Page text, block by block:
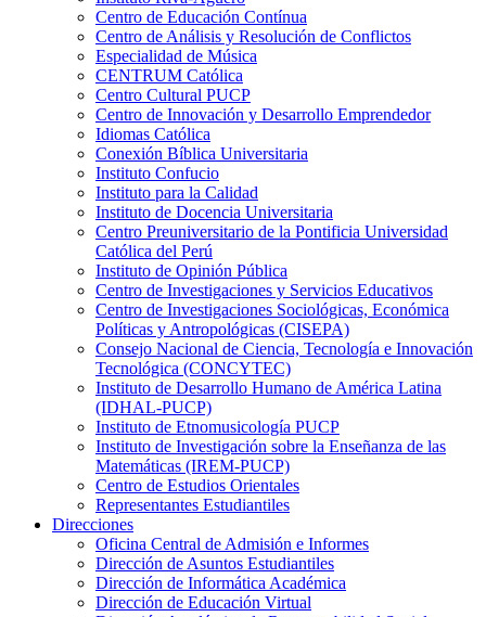
Centro de Educación Contínua
Centro de Análisis y Resolución de Conflictos
Especialidad de Música
CENTRUM Católica
Centro Cultural PUCP
Centro de Innovación y Desarrollo Emprendedor
Idiomas Católica
Conexión Bíblica Universitaria
Instituto Confucio
Instituto para la Calidad
Instituto de Docencia Universitaria
Centro Preuniversitario de la Pontificia Universidad
Católica del Perú
Instituto de Opinión Pública
Centro de Investigaciones y Servicios Educativos
Centro de Investigaciones Sociológicas, Económica
Políticas y Antropológicas (CISEPA)
Consejo Nacional de Ciencia, Tecnología e Innovación
Tecnológica (CONCYTEC)
Instituto de Desarrollo Humano de América Latina
(IDHAL-PUCP)
Instituto de Etnomusicología PUCP
Instituto de Investigación sobre la Enseñanza de las
Matemáticas (IREM-PUCP)
Centro de Estudios Orientales
Representantes Estudiantiles
Direcciones
Oficina Central de Admisión e Informes
Dirección de Asuntos Estudiantiles
Dirección de Informática Académica
Dirección de Educación Virtual